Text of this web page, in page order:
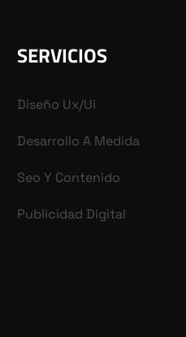
SERVICIOS
Diseño Ux/ui
Desarrollo A Medida
Seo Y Contenido
Publicidad Digital